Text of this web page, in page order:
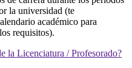
la universidad (te
académico para
requisitos).
la Licenciatura / Profesorado?